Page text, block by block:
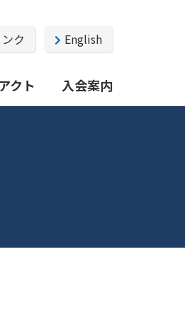
ンク English
クト 入会案内